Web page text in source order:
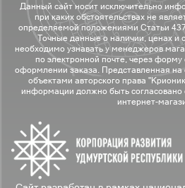
Данный сайт носит исключительно
при каких обстоятельствах не
определяемой положениями Статьи
Точные данные о наличии, ценах и
необходимо узнавать у менеджеров
по электронной почте, через форму
оформлении заказа. Представленная
объектами авторского права
информации должно быть согласовано
интернет-